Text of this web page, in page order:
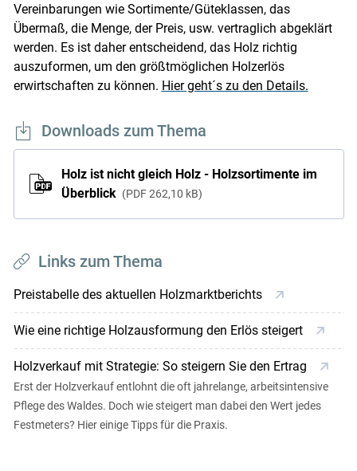
Vereinbarungen wie Sortimente/Güteklassen, das
Übermaß, die Menge, der Preis, usw. vertraglich abgeklärt
werden. Es ist daher entscheidend, das Holz richtig
auszuformen, um den größtmöglichen Holzerlös
erwirtschaften zu können. Hier geht´s zu den Details.
Downloads zum Thema
Holz ist nicht gleich Holz - Holzsortimente im
Überblick
PDF 262,10 kB
Links zum Thema
Preistabelle des aktuellen Holzmarktberichts
Wie eine richtige Holzausformung den Erlös steigert
Holzverkauf mit Strategie: So steigern Sie den Ertrag
Erst der Holzverkauf entlohnt die oft jahrelange, arbeitsintensive
Pflege des Waldes. Doch wie steigert man dabei den Wert jedes
Festmeters? Hier einige Tipps für die Praxis.